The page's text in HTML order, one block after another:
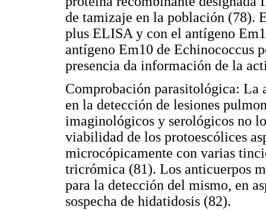
de tamizaje en la población (78).
plus ELISA y con el antígeno
antígeno Em10 de Echinococcus
presencia da información de la
Comprobación parasitológica:
en la detección de lesiones
imaginológicos y serológicos no
viabilidad de los protoescólices
microcópicamente con varias
tricrómica (81). Los anticuerpos
para la detección del mismo, en
sospecha de hidatidosis (82).